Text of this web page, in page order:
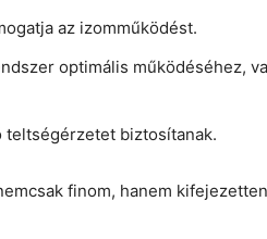
az izomműködést.
optimális működéséhez,
teltségérzetet biztosítanak.
finom, hanem